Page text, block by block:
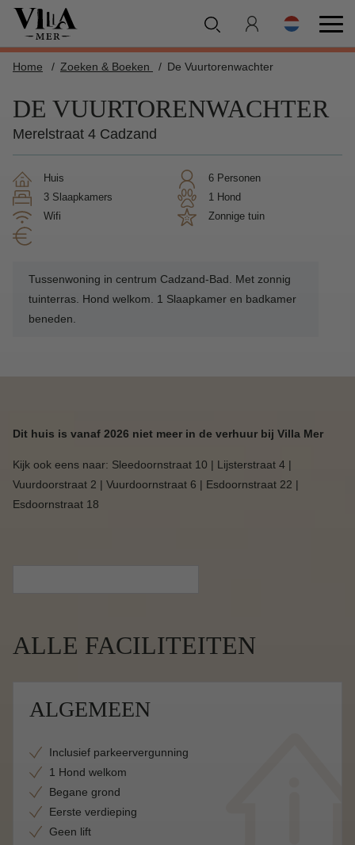
Home Zoeken & Boeken De Vuurtorenwachter
DE VUURTORENWACHTER
Merelstraat 4 Cadzand
Huis
6 Personen
3 Slaapkamers
1 Hond
Wifi
zonnige tuin
Tussenwoning in centrum Cadzand-Bad. Met zonnig
tuinterras. Hond welkom. 1 Slaapkamer en badkamer
beneden.
Dit huis is vanaf 2026 niet meer in de verhuur bij Villa Mer
Kijk ook eens naar: Sleedoornstraat 10 | Lijsterstraat 4 |
Vuurdoorstraat 2 | Vuurdoornstraat 6 | Esdoornstraat 22 |
Esdoornstraat 18
ALLE FACILITEITEN
ALGEMEEN
Inclusief parkeervergunning
1 Hond welkom
Begane grond
Eerste verdieping
Geen lift